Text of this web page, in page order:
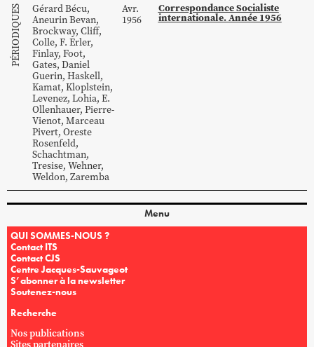
PÉRIODIQUES GérardBécu,
AneurinBevan,
Brockway, Cliff,
Colle, F. Erler,
Finlay, Foot,
Gates, Daniel
Guerin, Haskell,
Kamat, Kloplstein,
Levenez, Lohia, E.
Ollenhauer, Pierre-
Vienot, Marceau
Pivert, Oreste
Rosenfeld,
Schachtman,
Tresise, Wehner,
Weldon, Zaremba
Avr.
1956
Correspondance Socialiste
internationale. Année 1956
Menu
QUI SOMMES-NOUS ?
Contact ITS
Contact CJS
Centre Jacques-Sauvageot
S’abonner à la newsletter
Soutenez-nous
Recherche
Nos publications